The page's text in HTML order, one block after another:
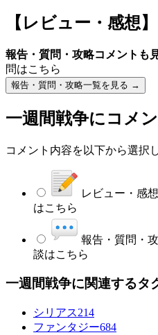
【レビュー・感想】
報告・質問・攻略コメントも
問はこちら
報告・質問・攻略一覧を見る →
一週間戦争にコメ
コメント内容を以下から選択
レビュー・感
はこちら
報告・質問・
談はこちら
一週間戦争に関連するタ
シリアス214
ファンタジー684